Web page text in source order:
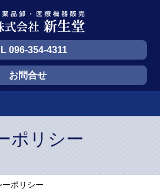
096-354-4311
お問合せ
ポリシー
ポリシー